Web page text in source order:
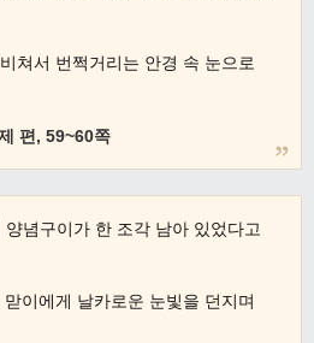
쳐서 번쩍거리는 안경 속 눈으로
제 편, 59~60쪽
념구이가 한 조각 남아 있었다고
이에게 날카로운 눈빛을 던지며